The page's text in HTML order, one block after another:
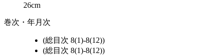
26cm
巻次・年月次
(総目次 8(1)-8(12))
(総目次 8(1)-8(12))